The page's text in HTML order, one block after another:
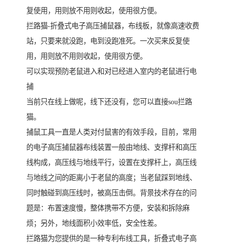
复使用，用则放不用则收起，使用很方便。
拦路猫-折叠式电子高压捕鼠器，布线板，就像高速收费
站，只要来就没跑，电到没跑准死。一次买来反复使
用，用则放不用则收起，使用很方便。
可以实现预防老鼠进入和对已经进入室内的老鼠进行电
捕
当前只在线上做呢，线下还没有，您可以直接sou拦路
猫。
捕鼠工具一直是人类对付鼠害的有效手段，目前，常用
的电子高压捕鼠器布线装置一般由地线、支撑杆和高压
线构成，高压线与地线平行，设置在支撑杆上，高压线
与地线之间的距离小于老鼠的高度；当老鼠踩到地线、
同时触碰到高压线时，被高压击倒。背景技术存在的问
题是：布置速度慢，整体携带不方便，安装和拆除麻
烦；另外，地线面积小效率低，安全性差。
拦路猫为您提供的是一种专利布线工具，折叠式电子高